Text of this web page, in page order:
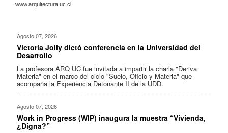
www.arquitectura.uc.cl
Agosto 07, 2026
Victoria Jolly dictó conferencia en la Universidad del
Desarrollo
La profesora ARQ UC fue invitada a impartir la charla "Deriva
Materia" en el marco del ciclo "Suelo, Oficio y Materia" que
acompaña la Experiencia Detonante II de la UDD.
Agosto 07, 2026
Work in Progress (WIP) inaugura la muestra “Vivienda,
¿Digna?”